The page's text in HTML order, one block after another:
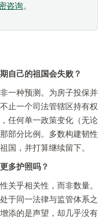
咨询。
自己的祖国会失败？
一种预测。为房子投保并
止一个司法管辖区持有权
任何单一政策变化（无论
部分比例。多数构建韧性
国，并打算继续留下。
多护照吗？
关乎相关性，而非数量。
于同一法律与监管体系之
添的是声望，却几乎没有